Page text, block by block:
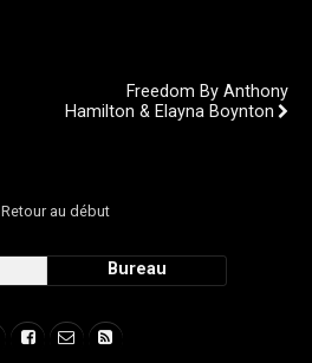
Freedom By Anthony
Hamilton & Elayna Boynton
Retour au début
Bureau